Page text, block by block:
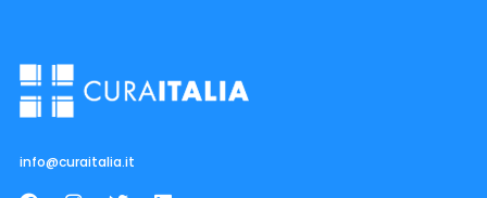
info@curaitalia.it